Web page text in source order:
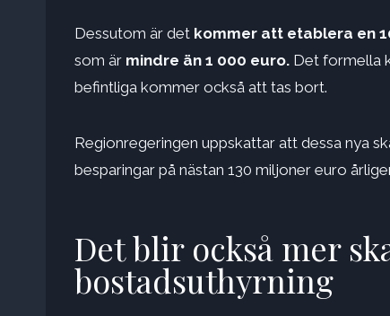
Dessutom är det kommer att etablera en
som är mindre än 1 000 euro. Det formella
befintliga kommer också att tas bort.
Regionregeringen uppskattar att dessa nya
besparingar på nästan 130 miljoner euro
Det blir också mer
bostadsuthyrning